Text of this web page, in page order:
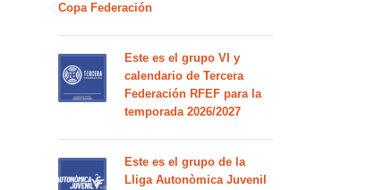
Copa Federación
Este es el grupo VI y
calendario de Tercera
Federación RFEF para la
temporada 2026/2027
Este es el grupo de la
Lliga Autonòmica Juvenil